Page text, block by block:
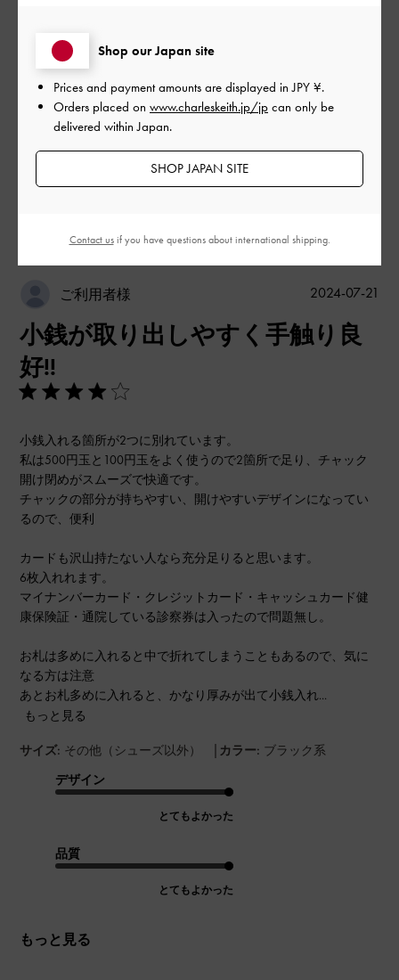
品質
もっと見る
ご利用者様
小銭が取り出しやすく手触り良
好!!
小銭入れる箇所が2つに別れています。
私は500円玉と100円玉をよく使うので2箇所で足り、チャック
開け閉めがスムーズで快適です。
チャックの部分が持ちやすい、開けやすいデザインになってい
るので、便利
カードも沢山持たない人なら充分足りると思います。
6枚入れれます。
マイナンバーカード・クレジットカード・キャッシュカード健
康保険証・通院している診察券は入ったので問題無し。
お札は多めに入れると中で折れてしまうこともあるので、気に
なる方は注意
あとお札多めに入れると、かなり厚みが出て小銭入れ...
もっと見る
サイズ: その他（シューズ以外） | カラー: ブラック系
デザイン
とてもよかった
品質
とてもよかった
もっと見る
2024-07-21
Shop our Japan site
Prices and payment amounts are displayed inJPY ¥.
Orders placed on www.charleskeith.jp/jp can only be
delivered within Japan.
SHOP JAPAN SITE
Contact usif you have questions about international shipping.